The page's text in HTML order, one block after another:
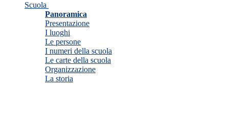
Scuola
Panoramica
Presentazione
I luoghi
Le persone
I numeri della scuola
Le carte della scuola
Organizzazione
La storia